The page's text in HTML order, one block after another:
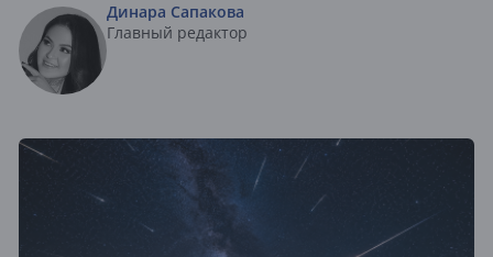
Динара Сапакова
Главный редактор